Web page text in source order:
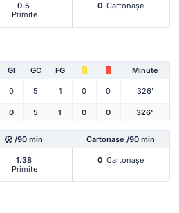
0.5
Primite
0 Cartonașe
Gl GC FG Minute
0 5 1 0 0 326'
0 5 1 0 0 326'
/90 min Cartonașe /90 min
1.38
Primite
0 Cartonașe